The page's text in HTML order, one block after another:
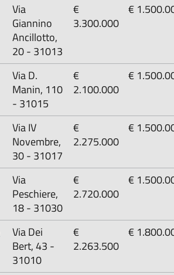
Via
Giannino
Ancillotto,
20 - 31013
€
3.300.000
€
Via D.
Manin, 110
- 31015
€
2.100.000
€
Via IV
Novembre,
30 - 31017
€
2.275.000
€
‌Via
Peschiere,
18 - 31030
‌€
2.720.000
‌€
‌Via Dei
Bert, 43 -
31010
‌€
2.263.500
€